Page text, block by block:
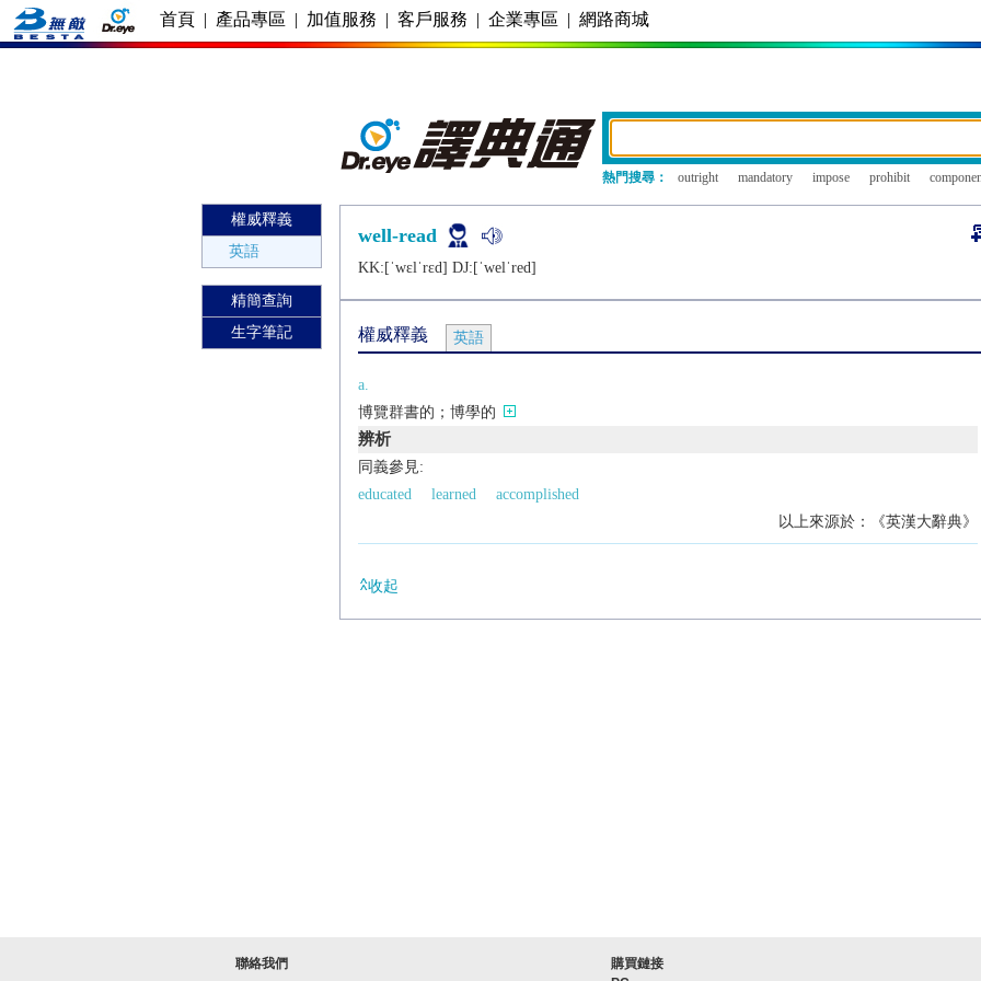
首頁 | 產品專區 | 加值服務 | 客戶服務 | 企業專區 | 網路商城
熱門搜尋： outright mandatory impose prohibit
權威釋義
英語
精簡查詢
生字筆記
well-read
KK:[ˈwɛlˈrɛd] DJ:[ˈwеlˈrеd]
權威釋義 英語
a.
博覽群書的；博學的
辨析
同義參見:
educated
learned
accomplished
以上來源於：《英漢大辭典》
收起
聯絡我們
購買鏈接